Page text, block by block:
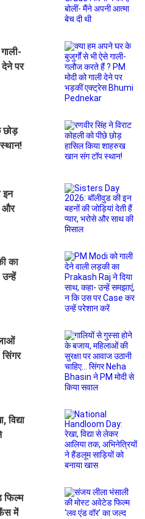
पर
छोड़
इन
और
का
सिंगर
फिल्म
फैंस में